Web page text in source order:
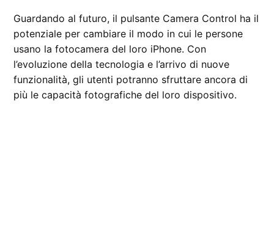
Guardando al futuro, il pulsante Camera Control ha il
potenziale per cambiare il modo in cui le persone
usano la fotocamera del loro iPhone. Con
l’evoluzione della tecnologia e l’arrivo di nuove
funzionalità, gli utenti potranno sfruttare ancora di
più le capacità fotografiche del loro dispositivo.